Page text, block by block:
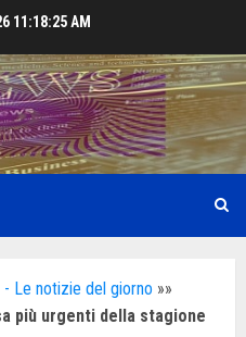
11:18:27 AM
Le notizie del giorno »»
più urgenti della stagione